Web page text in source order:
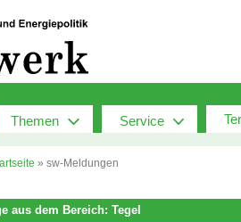
Themen Service
» sw-Meldungen
aus dem Bereich: Tegel